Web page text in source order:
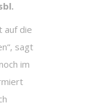
auf die
sagt
im